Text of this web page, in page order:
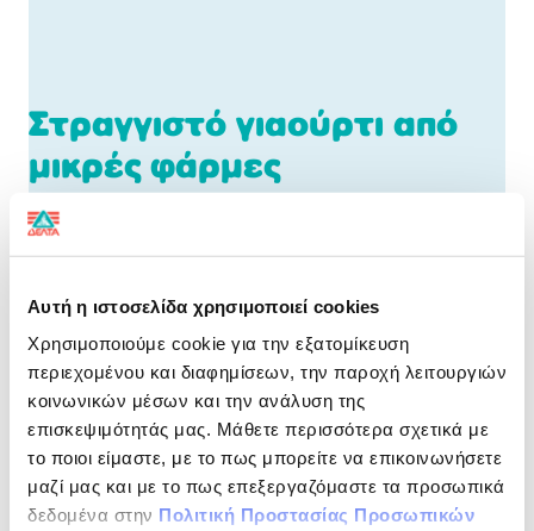
Αυτή η ιστοσελίδα χρησιμοποιεί cookies
Χρησιμοποιούμε cookie για την εξατομίκευση
περιεχομένου και διαφημίσεων, την παροχή λειτουργιών
κοινωνικών μέσων και την ανάλυση της
επισκεψιμότητάς μας. Μάθετε περισσότερα σχετικά με
το ποιοι είμαστε, με το πως μπορείτε να επικοινωνήσετε
μαζί μας και με το πως επεξεργαζόμαστε τα προσωπικά
δεδομένα στην Πολιτική Προστασίας Προσωπικών
Στραγγιστό γιαούρτι από
μικρές φάρμες
Καλύπτει το 38% των
πρωτεΐνη
Γεύση όπως παλιά!
Το Στραγγιστό γιαούρτι Του Τόπου Μας φτιάχνεται από
φρέσκο γάλα που συλλέγεται καθημερινά από
οικογενειακές φάρμες της Ελλάδας, με ιδιαίτερη
φροντίδα και αγάπη.